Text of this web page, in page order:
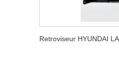
Retroviseur HYUNDAI